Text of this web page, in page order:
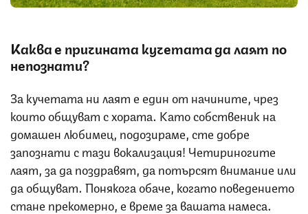
Каква е причината кучетата да лаят по
непознати?
За кучетата ни лаят е един от начините, чрез
които общуват с хората. Като собственик на
домашен любимец, подозираме, сте добре
запознати с тази вокализация! Четириногите
лаят, за да поздравят, да потърсят внимание или
да общуват. Понякога обаче, когато поведението
стане прекомерно, е време за вашата намеса.